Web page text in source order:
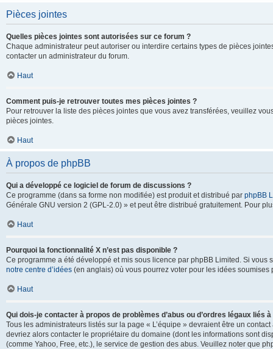
Pièces jointes
Quelles pièces jointes sont autorisées sur ce forum ?
Chaque administrateur peut autoriser ou interdire certains types de pièces
contacter un administrateur du forum.
Haut
Comment puis-je retrouver toutes mes pièces jointes ?
Pour retrouver la liste des pièces jointes que vous avez transférées, veuillez
pièces jointes.
Haut
À propos de phpBB
Qui a développé ce logiciel de forum de discussions ?
Ce programme (dans sa forme non modifiée) est produit et distribué par phpBB
Générale GNU version 2 (GPL-2.0) » et peut être distribué gratuitement. Pour
Haut
Pourquoi la fonctionnalité X n’est pas disponible ?
Ce programme a été développé et mis sous licence par phpBB Limited. Si
notre centre d’idées (en anglais) où vous pourrez voter pour les idées soumises
Haut
Qui dois-je contacter à propos de problèmes d’abus ou d’ordres légaux liés
Tous les administrateurs listés sur la page « L’équipe » devraient être un
devriez alors contacter le propriétaire du domaine (dont les informations sont
(comme Yahoo, Free, etc.), le service de gestion des abus. Veuillez noter que